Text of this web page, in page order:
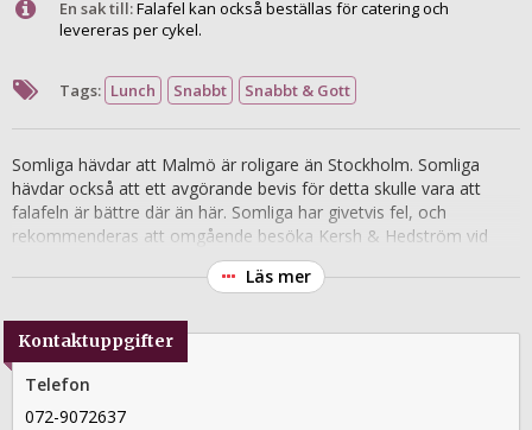
En sak till:Falafel kan också beställas för catering och
levereras per cykel.
Tags: Lunch Snabbt Snabbt & Gott
Somliga hävdar att Malmö är roligare än Stockholm. Somliga
hävdar också att ett avgörande bevis för detta skulle vara att
falafeln är bättre där än här. Somliga har givetvis fel, och
rekommenderas att omgående besöka Kersh & Hedström vid
Mariatorget. Här fräser färsk falafel frimodigt i frityren och
serveras med hemgjorda tillbehör i de klassiska presentationerna
lunchköerna ringlar långa.
Läs mer
Kontaktuppgifter
Telefon
072-9072637